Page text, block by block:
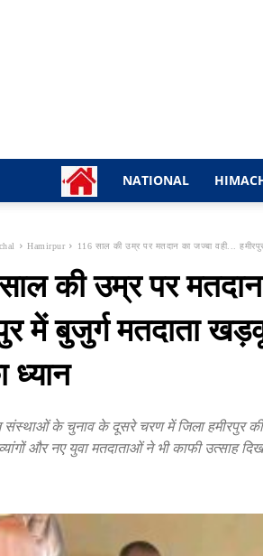
NATIONAL
Hamirpur 116 साल की उम्र पर मतदान का जज्बा वही...
की उम्र पर
में बुजुर्ग मतदाता
ध्यान
संस्थाओं के चुनाव के दूसरे चरण में जिला हमीरपुर की
और नए युवा मतदाताओं ने भी काफी उत्साह